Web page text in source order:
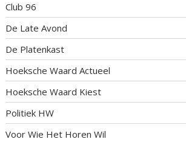
Club 96
De Late Avond
De Platenkast
Hoeksche Waard Actueel
Hoeksche Waard Kiest
Politiek HW
Voor Wie Het Horen Wil